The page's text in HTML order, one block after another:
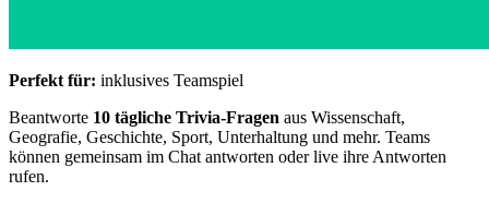
Perfekt für: inklusives Teamspiel
Beantworte 10 tägliche Trivia-Fragen aus Wissenschaft,
Geografie, Geschichte, Sport, Unterhaltung und mehr. Teams
können gemeinsam im Chat antworten oder live ihre Antworten
rufen.